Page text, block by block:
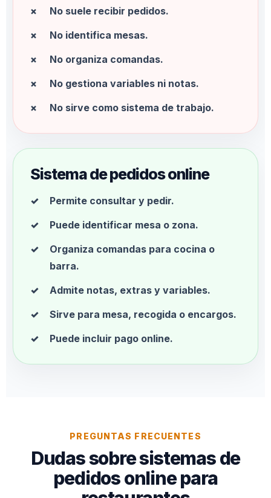
No suele recibir pedidos.
No identifica mesas.
No organiza comandas.
No gestiona variables ni notas.
No sirve como sistema de trabajo.
Sistema de pedidos online
Permite consultar y pedir.
Puede identificar mesa o zona.
Organiza comandas para cocina o
barra.
Admite notas, extras y variables.
Sirve para mesa, recogida o encargos.
Puede incluir pago online.
PREGUNTAS FRECUENTES
Dudas sobre sistemas de
pedidos online para